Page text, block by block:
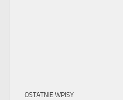
OSTATNIE WPISY